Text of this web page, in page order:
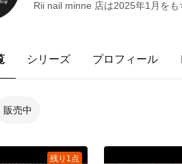
Rii nail minne 店は2025年1月を
シリーズ プロフィール
販売中
残り1点